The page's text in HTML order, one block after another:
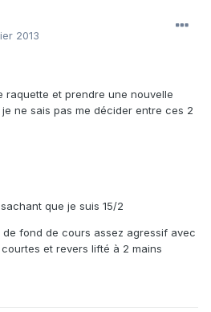
2013
raquette et prendre une nouvelle
ne sais pas me décider entre ces 2
que je suis 15/2
fond de cours assez agressif avec
et revers lifté à 2 mains